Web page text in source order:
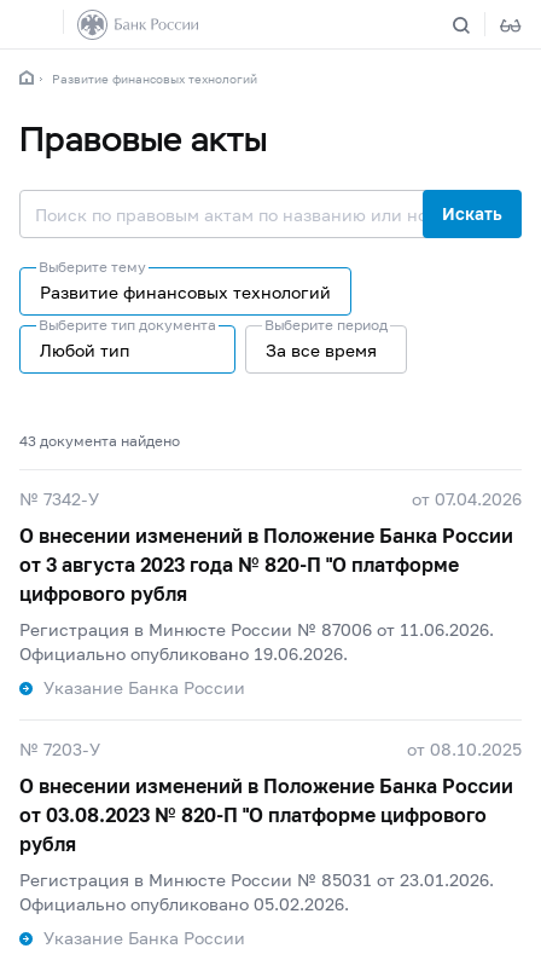
Развитие финансовых технологий
Правовые акты
Искать
Выберите тему
Развитие финансовых технологий
Выберите тип документа
Любой тип
Выберите период
За все время
43 документa найдено
№ 7342-У от 07.04.2026
О внесении изменений в Положение Банка России
от 3 августа 2023 года № 820-П "О платформе
цифрового рубля
Регистрация в Минюсте России № 87006 от 11.06.2026.
Официально опубликовано 19.06.2026.
Указание Банка России
№ 7203-У от 08.10.2025
О внесении изменений в Положение Банка России
от 03.08.2023 № 820-П "О платформе цифрового
рубля
Регистрация в Минюсте России № 85031 от 23.01.2026.
Официально опубликовано 05.02.2026.
Указание Банка России